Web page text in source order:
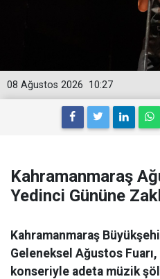
10:27
08 Ağustos 2026
Kahramanmaraş
Yedinci Gününe
Kahramanmaraş
Geleneksel Ağustos
konseriyle adeta müzik